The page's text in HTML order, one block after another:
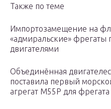
Также по теме
Импортозамещение на
«адмиральские»
двигателями
Объединённая
поставила первый
агрегат М55Р для